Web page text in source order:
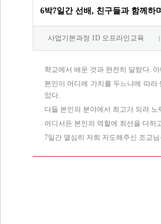
6박7일간 선배, 친구들과 함께하
사업기본과정 1D 오프라인교육
학교에서 배운 것과 완전히 달랐다.
본인이 어디에 가치를 두느냐에 따
았다.
다들 본인의 분야에서 최고가 되려
어디서든 본인의 역할에 최선을 다하
7일간 열심히 저희 지도해주신 조교